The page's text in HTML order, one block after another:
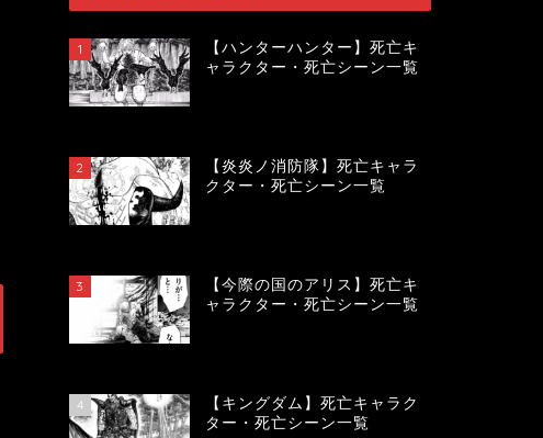
1
【ハンターハンター】死亡キ
ャラクター・死亡シーン一覧
2
【炎炎ノ消防隊】死亡キャラ
クター・死亡シーン一覧
3
【今際の国のアリス】死亡キ
ャラクター・死亡シーン一覧
4
【キングダム】死亡キャラク
ター・死亡シーン一覧